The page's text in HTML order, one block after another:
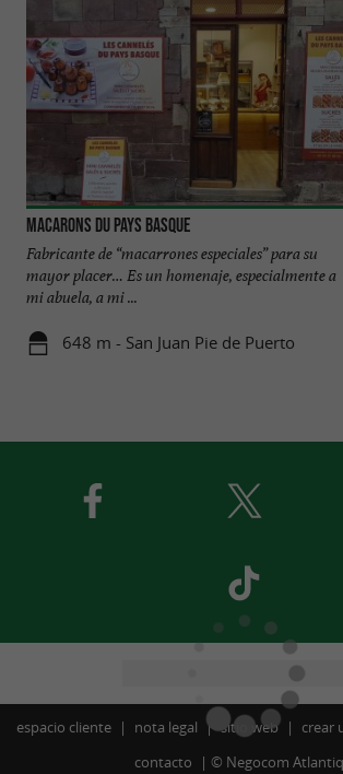
Macarons du Pays Basque
Fabricante de “macarrones especiales” para su
mayor placer… Es un homenaje, especialmente a
mi abuela, a mi ...
648 m - San Juan Pie de Puerto
espacio cliente nota legal sitio web crear
contacto
© Negocom